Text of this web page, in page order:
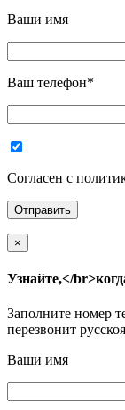
Ваши имя
Ваш телефон*
Согласен с
×
Узнайте,</
Заполните номер
перезвонит
Ваши имя